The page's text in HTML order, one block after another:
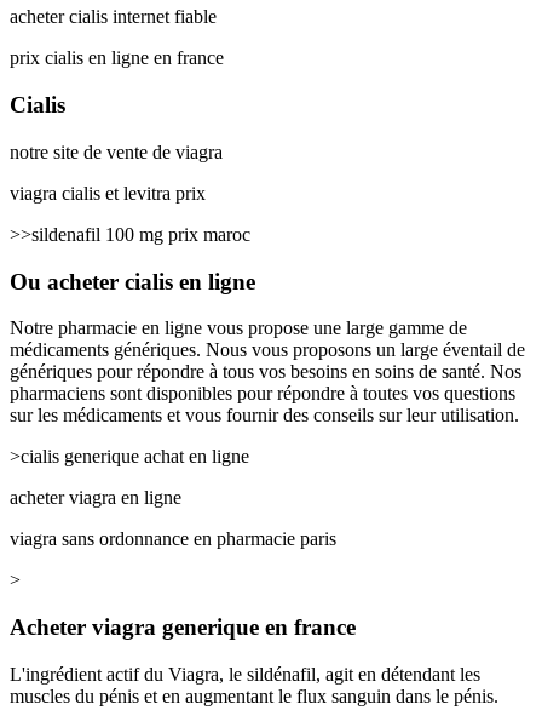
acheter cialis internet fiable
prix cialis en ligne en france
Cialis
notre site de vente de viagra
viagra cialis et levitra prix
>>sildenafil 100 mg prix maroc
Ou acheter cialis en ligne
Notre pharmacie en ligne vous propose une large gamme de
médicaments génériques. Nous vous proposons un large éventail de
génériques pour répondre à tous vos besoins en soins de santé. Nos
pharmaciens sont disponibles pour répondre à toutes vos questions
sur les médicaments et vous fournir des conseils sur leur utilisation.
>cialis generique achat en ligne
acheter viagra en ligne
viagra sans ordonnance en pharmacie paris
>
Acheter viagra generique en france
L'ingrédient actif du Viagra, le sildénafil, agit en détendant les
muscles du pénis et en augmentant le flux sanguin dans le pénis.